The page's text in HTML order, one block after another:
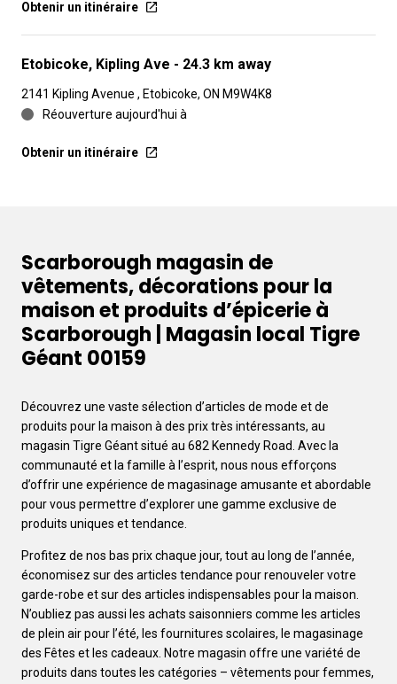
Obtenir un itinéraire
Etobicoke, Kipling Ave - 24.3 km away
2141 Kipling Avenue , Etobicoke, ON M9W4K8
Réouverture aujourd'hui à
Obtenir un itinéraire
Scarborough magasin de
vêtements, décorations pour la
maison et produits d’épicerie à
Scarborough | Magasin local Tigre
Géant 00159
Découvrez une vaste sélection d’articles de mode et de
produits pour la maison à des prix très intéressants, au
magasin Tigre Géant situé au 682 Kennedy Road. Avec la
communauté et la famille à l’esprit, nous nous efforçons
d’offrir une expérience de magasinage amusante et abordable
pour vous permettre d’explorer une gamme exclusive de
produits uniques et tendance.
Profitez de nos bas prix chaque jour, tout au long de l’année,
économisez sur des articles tendance pour renouveler votre
garde-robe et sur des articles indispensables pour la maison.
N’oubliez pas aussi les achats saisonniers comme les articles
de plein air pour l’été, les fournitures scolaires, le magasinage
des Fêtes et les cadeaux. Notre magasin offre une variété de
produits dans toutes les catégories – vêtements pour femmes,